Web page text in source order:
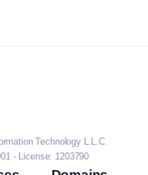
Technology L.L.C.
- License: 1203790